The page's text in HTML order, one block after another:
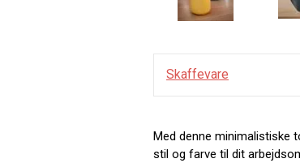
Skaffevare
Med denne minimalistiske
stil og farve til dit